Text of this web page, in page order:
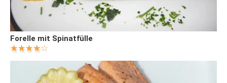
Forelle mit Spinatfülle